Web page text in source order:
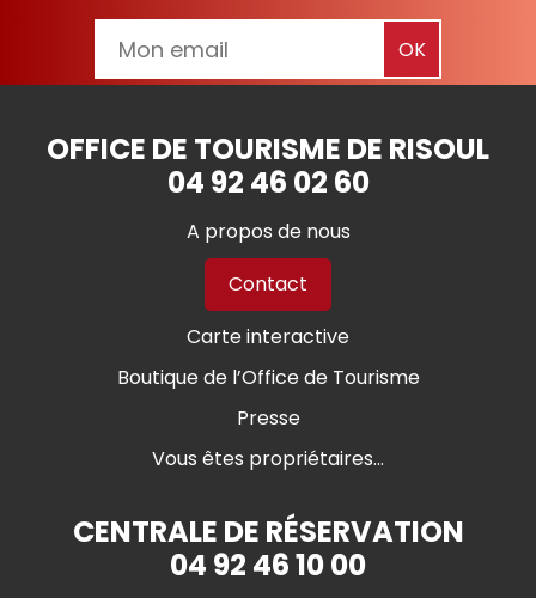
OFFICE DE TOURISME DE RISOUL
04 92 46 02 60
A propos de nous
Contact
Carte interactive
Boutique de l’Office de Tourisme
Presse
Vous êtes propriétaires...
CENTRALE DE RÉSERVATION
04 92 46 10 00